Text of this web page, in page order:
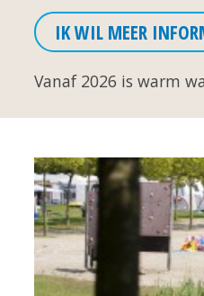
IK WIL MEER
Vanaf 2026 is warm